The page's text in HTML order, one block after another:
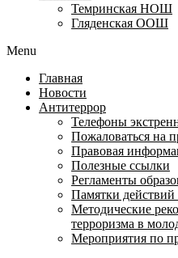
Темринская НОШ
Гляденская ООШ
Menu
Главная
Новости
Антитеррор
Телефоны
Пожаловаться на
Правовая
Полезные ссылки
Регламенты
Памятки
Методические
терроризма в
Мероприятия по